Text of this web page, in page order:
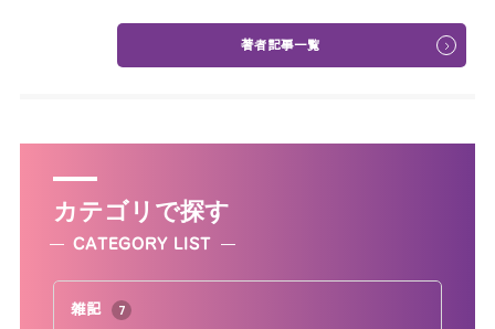
著者記事一覧
カテゴリで探す
CATEGORY LIST
雑記 7